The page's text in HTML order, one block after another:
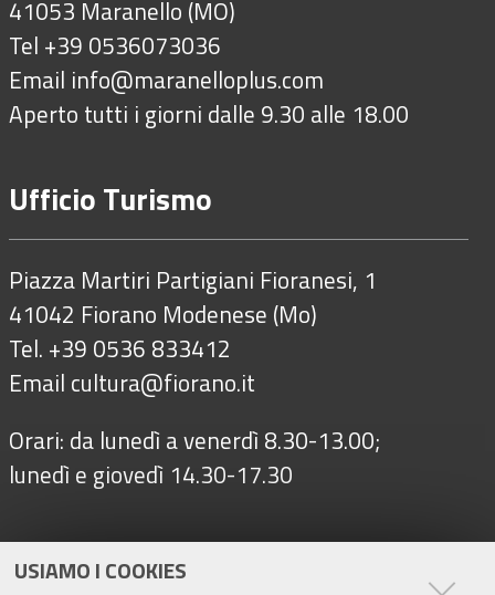
USIAMO I COOKIES
41053 Maranello (MO)
Tel +39 0536073036
Email info@maranelloplus.com
Aperto tutti i giorni dalle 9.30 alle 18.00
Ufficio Turismo
Piazza Martiri Partigiani Fioranesi, 1
41042 Fiorano Modenese (Mo)
Tel. +39 0536 833412
Email cultura@fiorano.it
Orari: da lunedì a venerdì 8.30-13.00;
lunedì e giovedì 14.30-17.30
Seguici su